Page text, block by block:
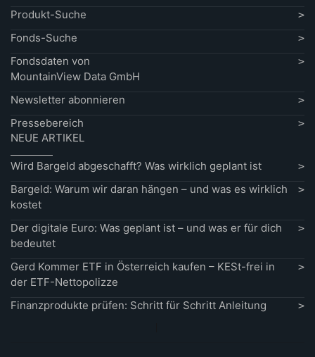
Produkt-Suche
Fonds-Suche
Fondsdaten von
MountainView Data GmbH
Newsletter abonnieren
Pressebereich
NEUE ARTIKEL
Wird Bargeld abgeschafft? Was wirklich geplant ist
Bargeld: Warum wir daran hängen – und was es wirklich
kostet
Der digitale Euro: Was geplant ist – und was er für dich
bedeutet
Gerd Kommer ETF in Österreich kaufen – KESt-frei in
der ETF-Nettopolizze
Finanzprodukte prüfen: Schritt für Schritt Anleitung